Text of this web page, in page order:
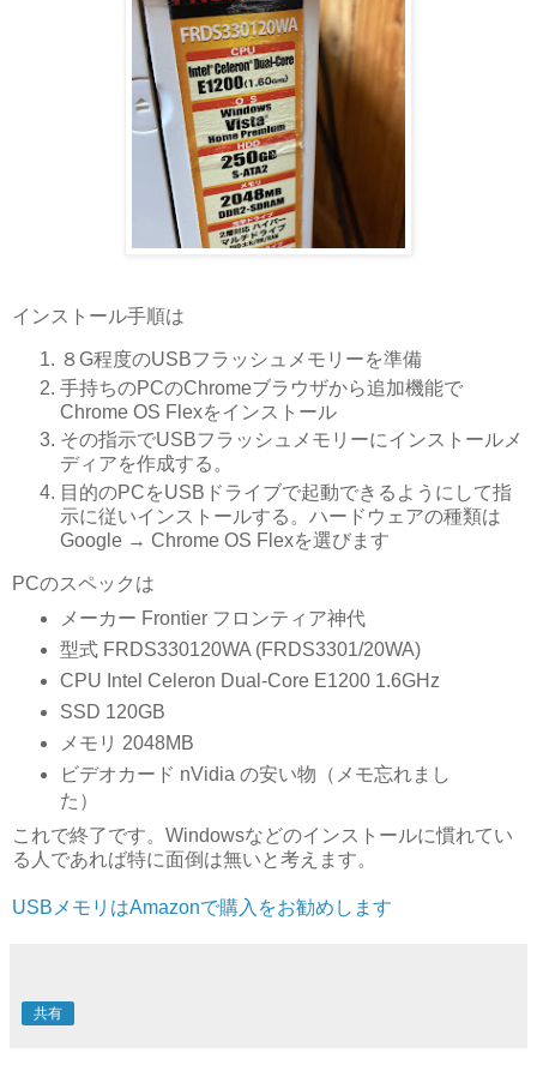
インストール手順は
８G程度のUSBフラッシュメモリーを準備
手持ちのPCのChromeブラウザから追加機能で
Chrome OS Flexをインストール
その指示でUSBフラッシュメモリーにインストールメ
ディアを作成する。
目的のPCをUSBドライブで起動できるようにして指
示に従いインストールする。ハードウェアの種類は
Google → Chrome OS Flexを選びます
PCのスペックは
メーカー Frontier フロンティア神代
型式 FRDS330120WA (FRDS3301/20WA)
CPU Intel Celeron Dual-Core E1200 1.6GHz
SSD 120GB
メモリ 2048MB
ビデオカード nVidia の安い物（メモ忘れまし
た）
これで終了です。Windowsなどのインストールに慣れてい
る人であれば特に面倒は無いと考えます。
USBメモリはAmazonで購入をお勧めします
共有